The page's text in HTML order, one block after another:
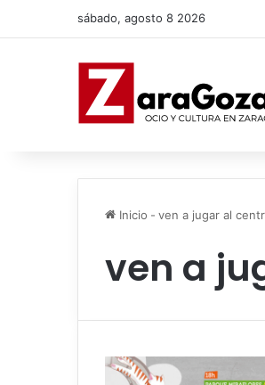
sábado, agosto 8 2026
Inicio - ven a jugar al
ven a